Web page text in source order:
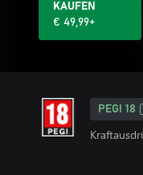
KAUFEN
€ 49,99+
PEGI 18